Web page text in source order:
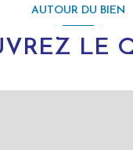
AUTOUR DU BIEN
LE